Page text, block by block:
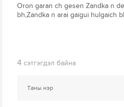
Oron garan ch gesen Zandka n
bh,Zandka n arai gaigui hulgaich
4 сэтгэгдэл байна